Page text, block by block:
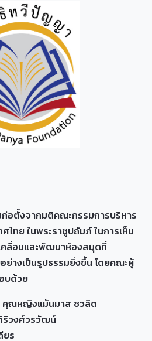
งจากมติคณะกรรมการบริหาร
ไทย ในพระราชูปถัมภ์ ในการเห็น
ลื่อนและพัฒนาห้องสมุดที่
ย่างเป็นรูปธรรมยิ่งขึ้น โดยคณะผู้
บด้วย
คุณหญิงแม้นมาส ชวลิต
ริวงศ์วรวัฒน์
ยร